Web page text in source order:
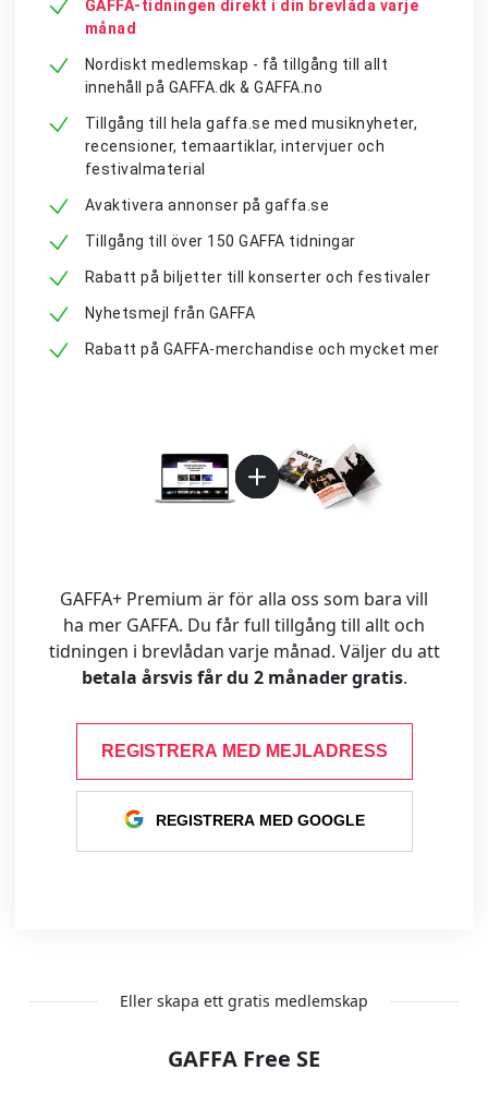
GAFFA-tidningen direkt i din brevlåda varje
månad
Nordiskt medlemskap - få tillgång till allt
innehåll på GAFFA.dk & GAFFA.no
Tillgång till hela gaffa.se med musiknyheter,
recensioner, temaartiklar, intervjuer och
festivalmaterial
Avaktivera annonser på gaffa.se
Tillgång till över 150 GAFFA tidningar
Rabatt på biljetter till konserter och festivaler
Nyhetsmejl från GAFFA
Rabatt på GAFFA-merchandise och mycket mer
GAFFA+ Premium är för alla oss som bara vill
ha mer GAFFA. Du får full tillgång till allt och
tidningen i brevlådan varje månad. Väljer du att
betala årsvis får du 2 månader gratis.
REGISTRERA MED MEJLADRESS
REGISTRERA MED GOOGLE
Eller skapa ett gratis medlemskap
GAFFA Free SE